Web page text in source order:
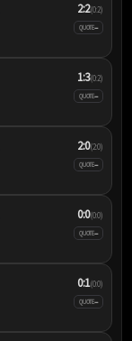
2:2(0:2)
QUOTE–
1:3(0:2)
QUOTE–
2:0(2:0)
QUOTE–
0:0(0:0)
QUOTE–
0:1(0:0)
QUOTE–